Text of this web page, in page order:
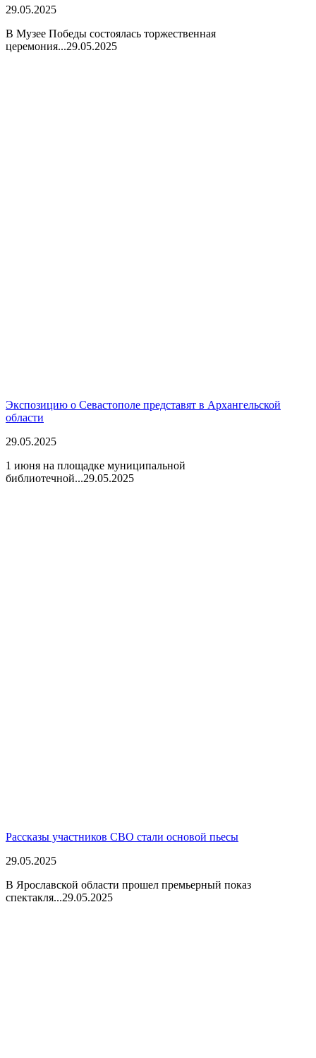
29.05.2025
В Музее Победы состоялась торжественная
церемония...29.05.2025
Экспозицию о Севастополе представят в Архангельской
области
29.05.2025
1 июня на площадке муниципальной
библиотечной...29.05.2025
Рассказы участников СВО стали основой пьесы
29.05.2025
В Ярославской области прошел премьерный показ
спектакля...29.05.2025